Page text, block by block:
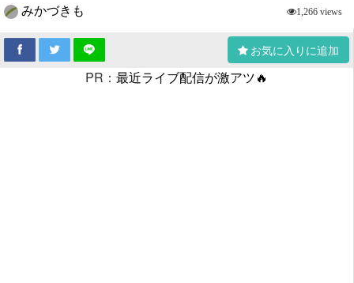
みかづきも
1,266 views
お気に入りに追加
PR： 最近ライブ配信が激アツ🔥